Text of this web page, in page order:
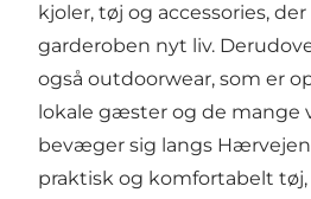
kjoler, tøj og accessories,
garderoben nyt liv.
også outdoorwear, som er
lokale gæster og de mange
bevæger sig langs
praktisk og komfortabelt tøj,